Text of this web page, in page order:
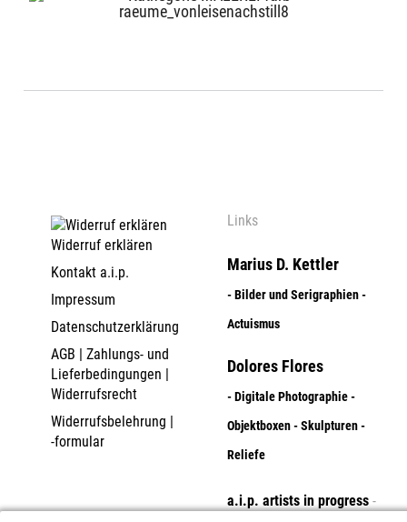
Widerruf erklären
Kontakt a.i.p.
Impressum
Datenschutzerklärung
AGB | Zahlungs- und
Lieferbedingungen |
Widerrufsrecht
Widerrufsbelehrung |
-formular
Links
Marius D. Kettler
- Bilder und Serigraphien -
Actuismus
Dolores Flores
- Digitale Photographie -
Objektboxen - Skulpturen -
Reliefe
a.i.p. artists in progress -